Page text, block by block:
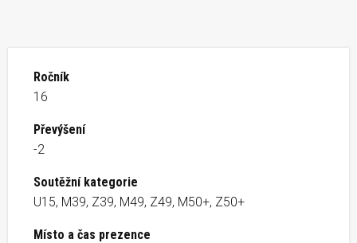
Ročník
16
Převýšení
-2
Soutěžní kategorie
U15, M39, Z39, M49, Z49, M50+, Z50+
Místo a čas prezence